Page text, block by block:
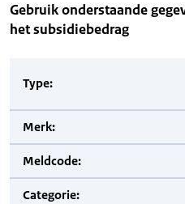
Gebruik onderstaande
het subsidiebedrag
Type:
Merk:
Meldcode:
Categorie: